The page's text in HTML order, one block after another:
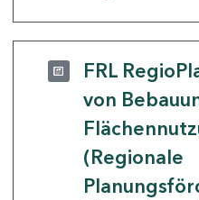
FRL
von
(Regionale